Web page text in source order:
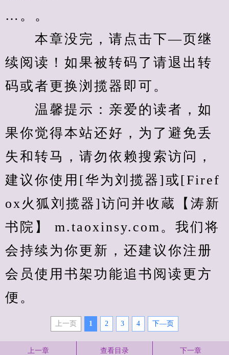
…。。
本章没完，请点击下—页继
续阅读！如果被转码了请退出转
码或者更换浏揽器即可。
温馨提示：亲爱的读者，如
果你觉得本站还好，为了避免丢
失和转马，请勿依赖搜索访问，
建议你使用[华为刘揽器]或[Firef
ox火狐刘揽器]访问并收蔵【涛新
书院】 m.taoxinsy.com。我们将
会持续为你更新，还建议你注册
会员使用书架功能追书阅读更方
便。
上一页 1 2 3 4 下—页
上一章 查看目录 下一章